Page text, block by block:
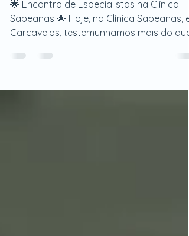
Inovação e Cuidado Integral:
🌟 Encontro de Especialistas na Clínica
Carcavelos, testemunhamos mais do que
um encontro entre...